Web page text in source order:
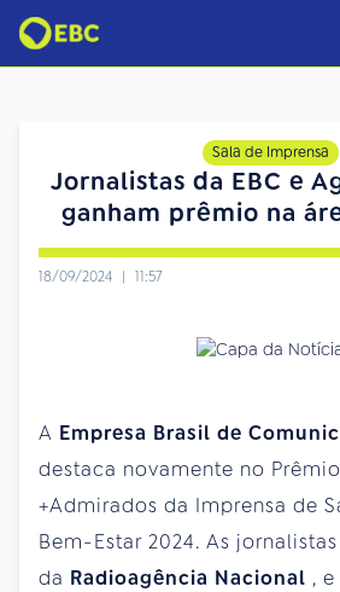
Sala de Imprensa
Jornalistas da EBC e
ganham prêmio na
18/09/2024 | 11:57
A Empresa Brasil de
destaca novamente no
+Admirados da Imprensa de
Bem-Estar 2024. As
da Radioagência Nacional ,